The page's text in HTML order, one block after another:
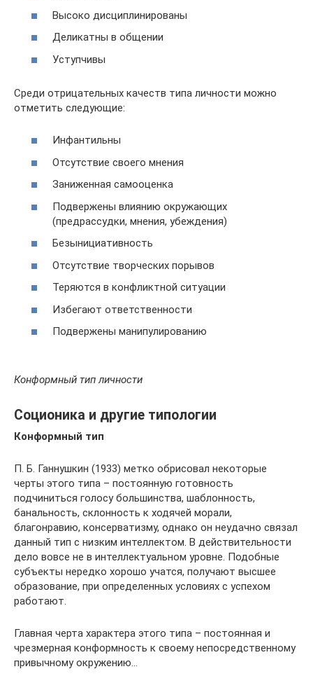
Высоко дисциплинированы
Деликатны в общении
Уступчивы
Среди отрицательных качеств типа личности можно
отметить следующие:
Инфантильны
Отсутствие своего мнения
Заниженная самооценка
Подвержены влиянию окружающих
(предрассудки, мнения, убеждения)
Безынициативность
Отсутствие творческих порывов
Теряются в конфликтной ситуации
Избегают ответственности
Подвержены манипулированию
Конформный тип личности
Соционика и другие типологии
Конформный тип
П. Б. Ганнушкин (1933) метко обрисовал некоторые
черты этого типа – постоянную готовность
подчиниться голосу большинства, шаблонность,
банальность, склонность к ходячей морали,
благонравию, консерватизму, однако он неудачно связал
данный тип с низким интеллектом. В действительности
дело вовсе не в интеллектуальном уровне. Подобные
субъекты нередко хорошо учатся, получают высшее
образование, при определенных условиях с успехом
работают.
Главная черта характера этого типа – постоянная и
чрезмерная конформность к своему непосредственному
привычному окружению…